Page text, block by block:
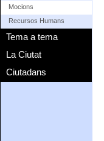
Mocions
Recursos Humans
Tema a tema
La Ciutat
Ciutadans